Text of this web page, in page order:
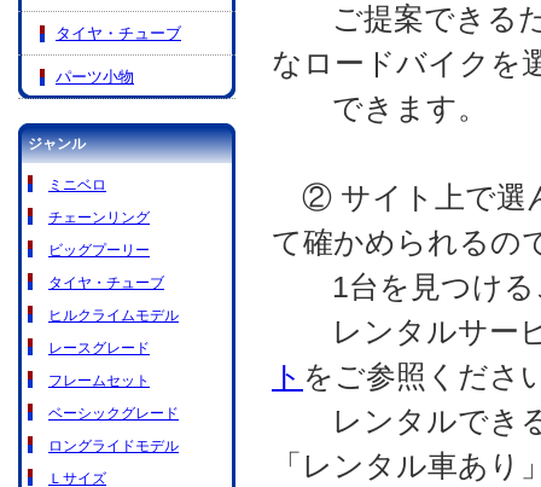
ご提案できるた
なロードバイクを
できます。
② サイト上で選
て確かめられるの
1台を見つける
レンタルサービ
ト をご参照くださ
レンタルでき
「レンタル車あり
タイヤ・チューブ
パーツ小物
ジャンル
ミニベロ
チェーンリング
ビッグプーリー
タイヤ・チューブ
ヒルクライムモデル
レースグレード
フレームセット
ベーシックグレード
ロングライドモデル
Ｌサイズ